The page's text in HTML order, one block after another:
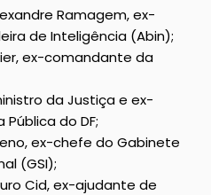
Ramagem, ex-
de Inteligência (Abin);
ex-comandante da
da Justiça e ex-
do DF;
ex-chefe do Gabinete
(GSI);
Cid, ex-ajudante de